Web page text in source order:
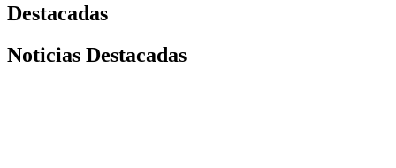
Destacadas
Noticias Destacadas